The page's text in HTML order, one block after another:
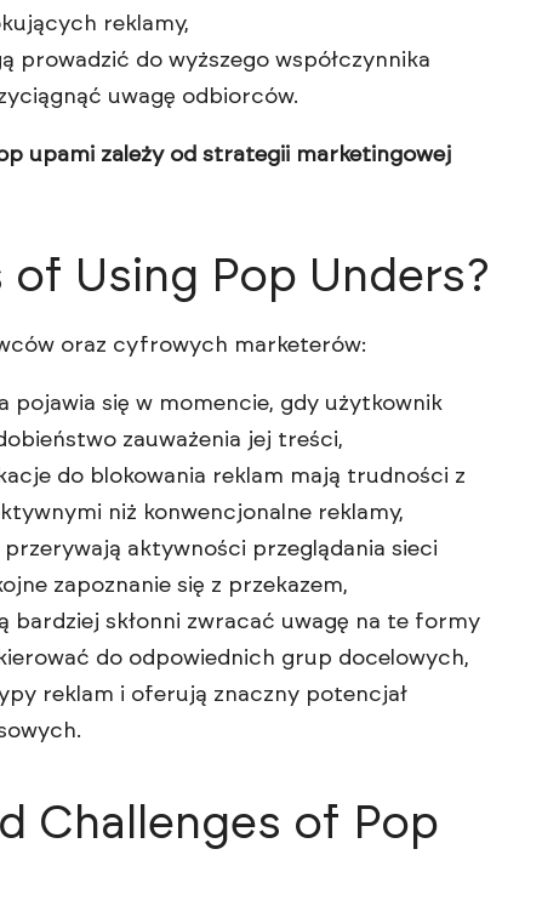
reklamy,
prowadzić do wyższego współczynnika
uwagę odbiorców.
upami zależy od strategii marketingowej
Using Pop Unders?
oraz cyfrowych marketerów:
pojawia się w momencie, gdy użytkownik
zauważenia jej treści,
do blokowania reklam mają trudności z
niż konwencjonalne reklamy,
przerywają aktywności przeglądania sieci
zapoznanie się z przekazem,
bardziej skłonni zwracać uwagę na te formy
do odpowiednich grup docelowych,
reklam i oferują znaczny potencjał
Challenges of Pop